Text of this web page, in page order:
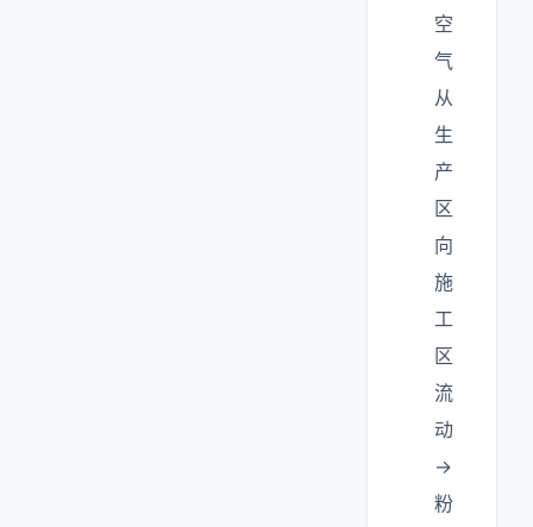
空
气
从
生
产
区
向
施
工
区
流
动
→
粉